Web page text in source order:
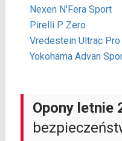
Nexen N'Fera Sport
Pirelli P Zero
Vredestein Ultrac Pro
Yokohama Advan
Opony letnie